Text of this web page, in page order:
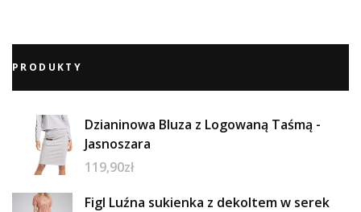
PRODUKTY
Dzianinowa Bluza z Logowaną Taśmą -
Jasnoszara
119,90zł
Figl Luźna sukienka z dekoltem w serek